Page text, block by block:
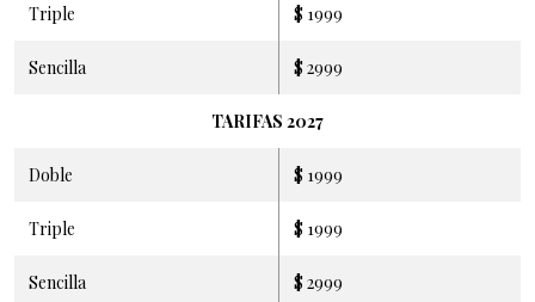
Triple $ 1999
Sencilla $ 2999
TARIFAS 2027
Doble $ 1999
Triple $ 1999
Sencilla $ 2999